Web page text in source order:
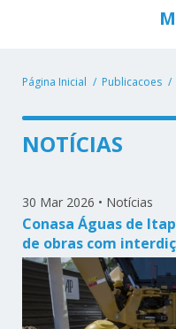
Página Inicial Publicacoes
NOTÍCIAS
30 Mar 2026 • Notícias
Conasa Águas de
de obras com